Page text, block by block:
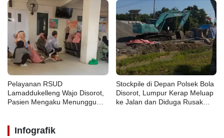
Pelayanan RSUD
Lamaddukelleng Wajo Disorot,
Pasien Mengaku Menunggu
Stockpile di Depan Polsek Bola
Disorot, Lumpur Kerap Meluap
ke Jalan dan Diduga Rusak
Infografik